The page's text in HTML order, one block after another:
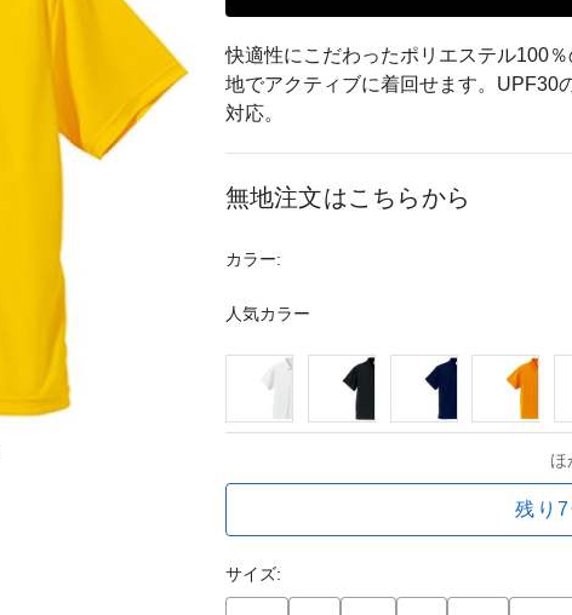
快適性にこだわったポリエステル100
地でアクティブに着回せます。UPF30
対応。
無地注文はこちらから
カラー:
人気カラー
ほ
残り
サイズ: